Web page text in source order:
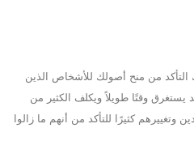
التأكد من منح أصولك للأشخاص الذين
يستغرق وقتًا طويلاً ويكلف الكثير من
وتغييرهم كثيرًا للتأكد من أنهم ما زالوا